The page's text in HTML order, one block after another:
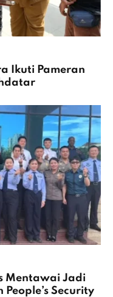
Ikuti Pameran
Mentawai Jadi
Security